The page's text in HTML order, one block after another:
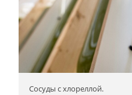
Сосуды с хлореллой.